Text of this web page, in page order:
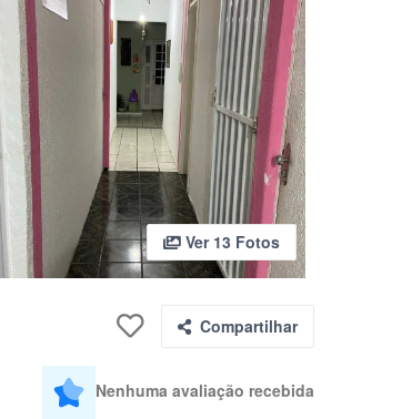
Ver 13 Fotos
Compartilhar
Nenhuma avaliação recebida